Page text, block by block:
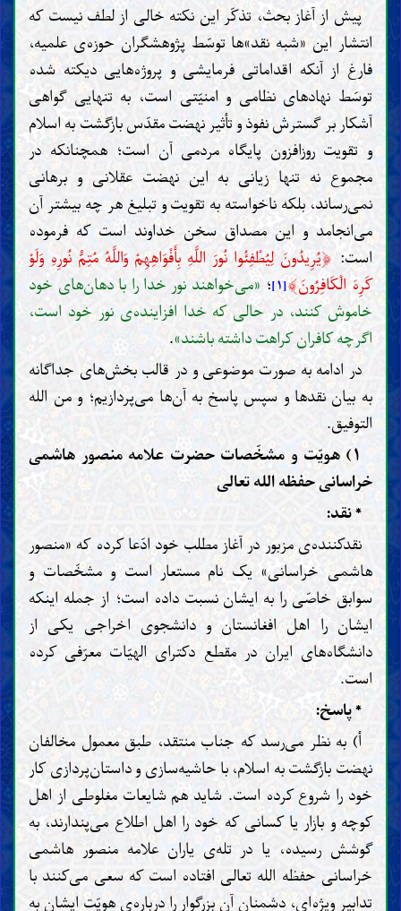
پیش از آغاز بحث، تذکّر این نکته خالی از لطف نیست که
انتشار این «شبه نقد»ها توسّط پژوهشگران حوزه‌ی علمیه،
فارغ از آنکه اقداماتی فرمایشی و پروژه‌هایی دیکته شده
توسّط نهادهای نظامی و امنیّتی است، به تنهایی گواهی
آشکار بر گسترش نفوذ و تأثیر نهضت مقدّس بازگشت به اسلام
و تقویت روزافزون پایگاه مردمی آن است؛ همچنانکه در
مجموع نه تنها زیانی به این نهضت عقلانی و برهانی
نمی‌رساند، بلکه ناخواسته به تقویت و تبلیغ هر چه بیشتر آن
می‌انجامد و این مصداق سخن خداوند است که فرموده
است: ﴿يُرِيدُونَ لِيُطْفِئُوا نُورَ اللَّهِ بِأَفْوَاهِهِمْ وَاللَّهُ مُتِمُّ نُورِهِ وَلَوْ
كَرِهَ الْكَافِرُونَ﴾[۱] ؛ «می‌خواهند نور خدا را با دهان‌های خود
خاموش کنند، در حالی که خدا افزاینده‌ی نور خود است،
اگرچه کافران کراهت داشته باشند».
در ادامه به صورت موضوعی و در قالب بخش‌های جداگانه
به بیان نقدها و سپس پاسخ به آن‌ها می‌پردازیم؛ و من الله
التوفیق.
۱) هویّت و مشخّصات حضرت علامه منصور هاشمی
خراسانی حفظه الله تعالی
* نقد:
نقدکننده‌ی مزبور در آغاز مطلب خود ادّعا کرده که «منصور
هاشمی خراسانی» یک نام مستعار است و مشخّصات و
سوابق خاصّی را به ایشان نسبت داده است؛ از جمله اینکه
ایشان را اهل افغانستان و دانشجوی اخراجی یکی از
دانشگاه‌های ایران در مقطع دکترای الهیّات معرّفی کرده
است.
* پاسخ:
أ) به نظر می‌رسد که جناب منتقد، طبق معمول مخالفان
نهضت بازگشت به اسلام، با حاشیه‌سازی و داستان‌پردازی کار
خود را شروع کرده است. شاید هم شایعات مغلوطی از اهل
کوچه و بازار یا کسانی که خود را اهل اطلاع می‌پندارند، به
گوشش رسیده، یا در تله‌ی یاران علامه منصور هاشمی
خراسانی حفظه الله تعالی افتاده است که سعی می‌کنند با
تدابیر ویژه‌ای، دشمنان آن بزرگوار را درباره‌ی هویّت ایشان به